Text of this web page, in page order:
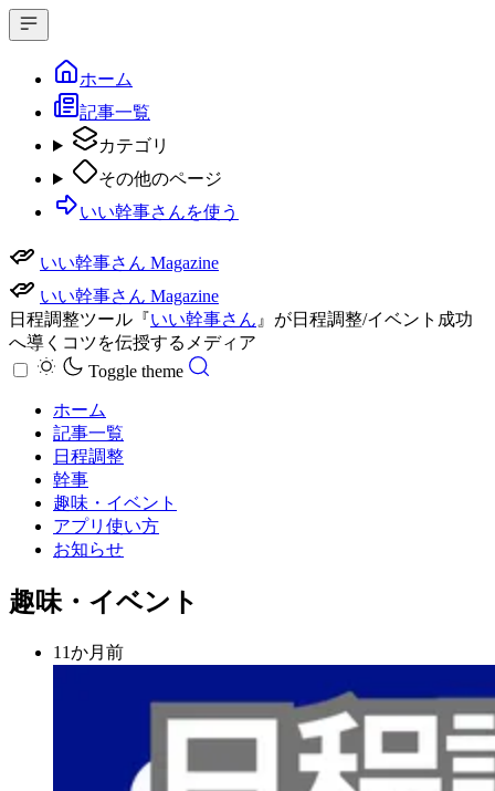
ホーム
記事一覧
カテゴリ
その他のページ
いい幹事さんを使う
いい幹事さん Magazine
いい幹事さん Magazine
日程調整ツール『いい幹事さん 』が日程調整/イベント成功
へ導くコツを伝授するメディア
Toggle theme
ホーム
記事一覧
日程調整
幹事
趣味・イベント
アプリ使い方
お知らせ
趣味・イベント